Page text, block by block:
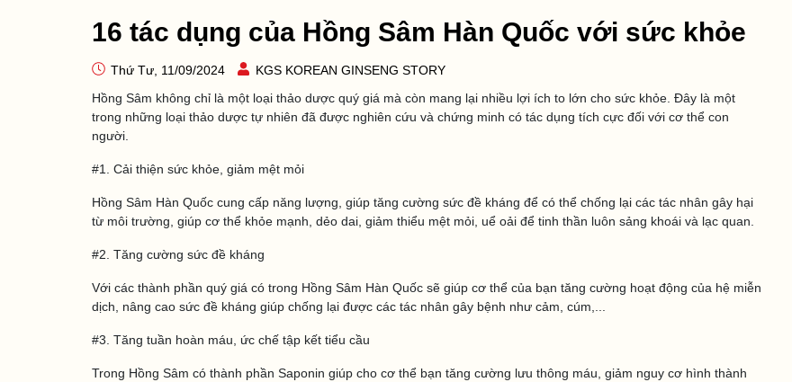
16 tác dụng của Hồng Sâm Hàn Quốc với sức khỏe
Thứ Tư, 11/09/2024
KGS KOREAN GINSENG STORY
Hồng Sâm không chỉ là một loại thảo dược quý giá mà còn mang lại nhiều lợi ích to lớn cho sức khỏe. Đây là một
trong những loại thảo dược tự nhiên đã được nghiên cứu và chứng minh có tác dụng tích cực đối với cơ thể con
người.
#1. Cải thiện sức khỏe, giảm mệt mỏi
Hồng Sâm Hàn Quốc cung cấp năng lượng, giúp tăng cường sức đề kháng để có thể chống lại các tác nhân gây hại
từ môi trường, giúp cơ thể khỏe mạnh, dẻo dai, giảm thiểu mệt mỏi, uể oải để tinh thần luôn sảng khoái và lạc quan.
#2. Tăng cường sức đề kháng
Với các thành phần quý giá có trong Hồng Sâm Hàn Quốc sẽ giúp cơ thể của bạn tăng cường hoạt động của hệ miễn
dịch, nâng cao sức đề kháng giúp chống lại được các tác nhân gây bệnh như cảm, cúm,...
#3. Tăng tuần hoàn máu, ức chế tập kết tiểu cầu
Trong Hồng Sâm có thành phần Saponin giúp cho cơ thể bạn tăng cường lưu thông máu, giảm nguy cơ hình thành